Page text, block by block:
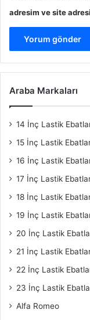
adresim ve site
Araba Markaları
14 İnç Lastik
15 İnç Lastik
16 İnç Lastik
17 İnç Lastik
18 İnç Lastik
19 İnç Lastik
20 İnç Lastik
21 İnç Lastik
22 İnç Lastik
23 İnç Lastik
Alfa Romeo